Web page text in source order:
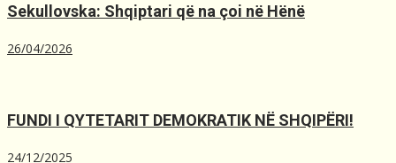
Sekullovska: Shqiptari që na çoi në Hënë
26/04/2026
FUNDI I QYTETARIT DEMOKRATIK NË SHQIPËRI!
24/12/2025